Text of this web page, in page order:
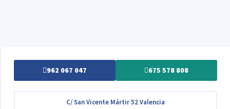
962 067 047 675 578 808
C/ San Vicente Mártir 52 Valencia